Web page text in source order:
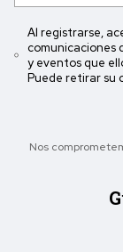
Al registrarse,
comunicaciones
y eventos que
Puede retirar su
Nos